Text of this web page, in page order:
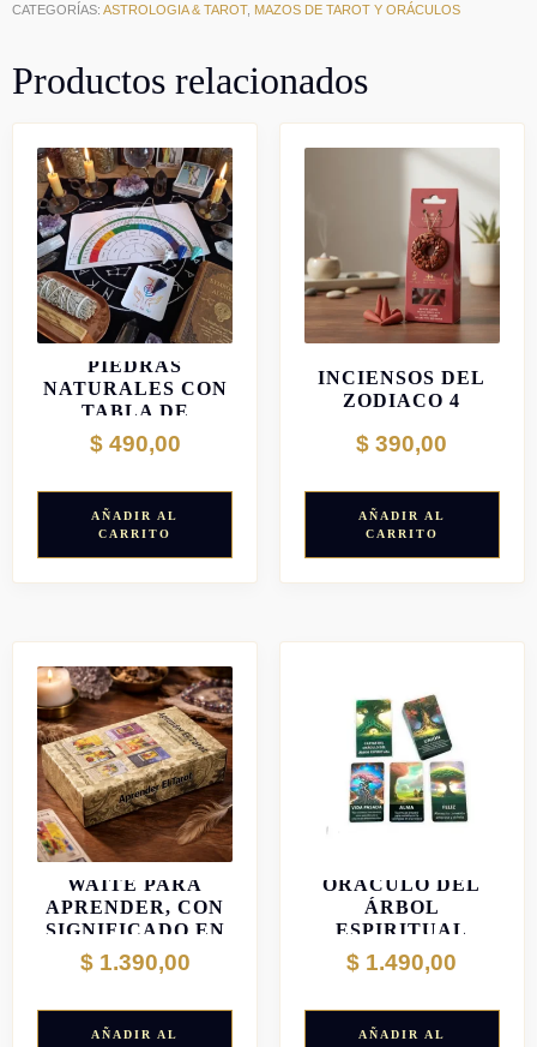
CATEGORÍAS: ASTROLOGIA & TAROT, MAZOS DE TAROT Y ORÁCULOS
Productos relacionados
PÉNDULOS DE
PIEDRAS
NATURALES CON
TABLA DE
RADIESTESIA
$490,00
AÑADIR AL
CARRITO
INCIENSOS DEL
ZODIACO 4
$ 390,00
AÑADIR AL
CARRITO
TAROT RIDER
WAITE PARA
APRENDER, CON
SIGNIFICADO EN
LAS CARTAS
$1.390,00
AÑADIR AL
ÓRACULO DEL
ÁRBOL
ESPIRITUAL
$ 1.490,00
AÑADIR AL